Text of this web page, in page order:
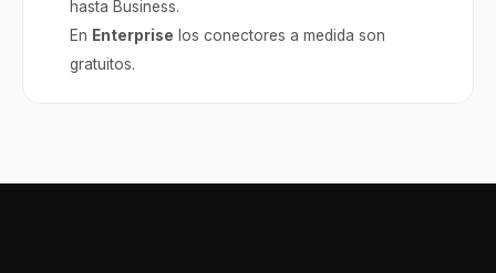
hasta Business.
En Enterprise los conectores a medida son
gratuitos.